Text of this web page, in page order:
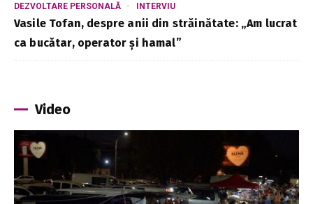
DEZVOLTARE PERSONALĂ
INTERVIU
Vasile Tofan, despre anii din străinătate: „Am lucrat
ca bucătar, operator și hamal”
Video